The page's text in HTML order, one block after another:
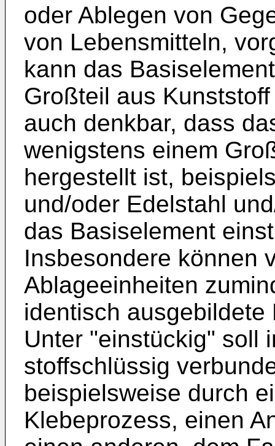
oder Ablegen von
von Lebensmitteln,
kann das
Großteil aus
auch denkbar, dass
wenigstens einem
hergestellt ist,
und/oder Edelstahl
das Basiselement
Insbesondere können
Ablageeinheiten
identisch
Unter "einstückig" soll
stoffschlüssig
beispielsweise durch
Klebeprozess, einen